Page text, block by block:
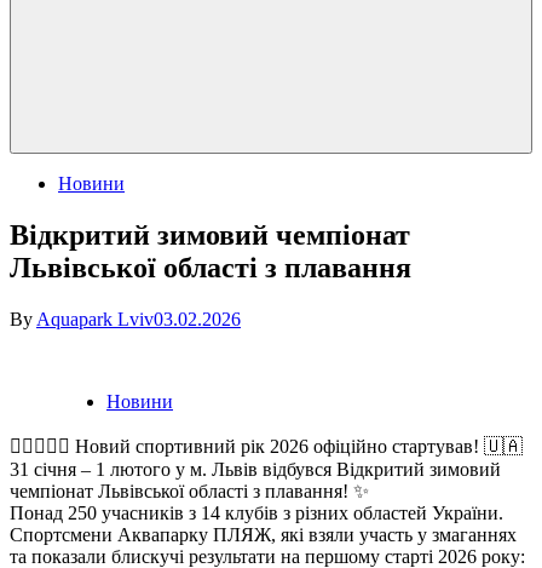
PostedНовини
Відкритий зимовий чемпіонат
Львівської області з плавання
By Aquapark Lviv03.02.2026
PostedНовини
🏊🏻‍♀️🏊🏻 Новий спортивний рік 2026 офіційно стартував! 🇺🇦
31 січня – 1 лютого у м. Львів відбувся Відкритий зимовий
чемпіонат Львівської області з плавання! ✨
Понад 250 учасників з 14 клубів з різних областей України.
Спортсмени Аквапарку ПЛЯЖ, які взяли участь у змаганнях
та показали блискучі результати на першому старті 2026 року: